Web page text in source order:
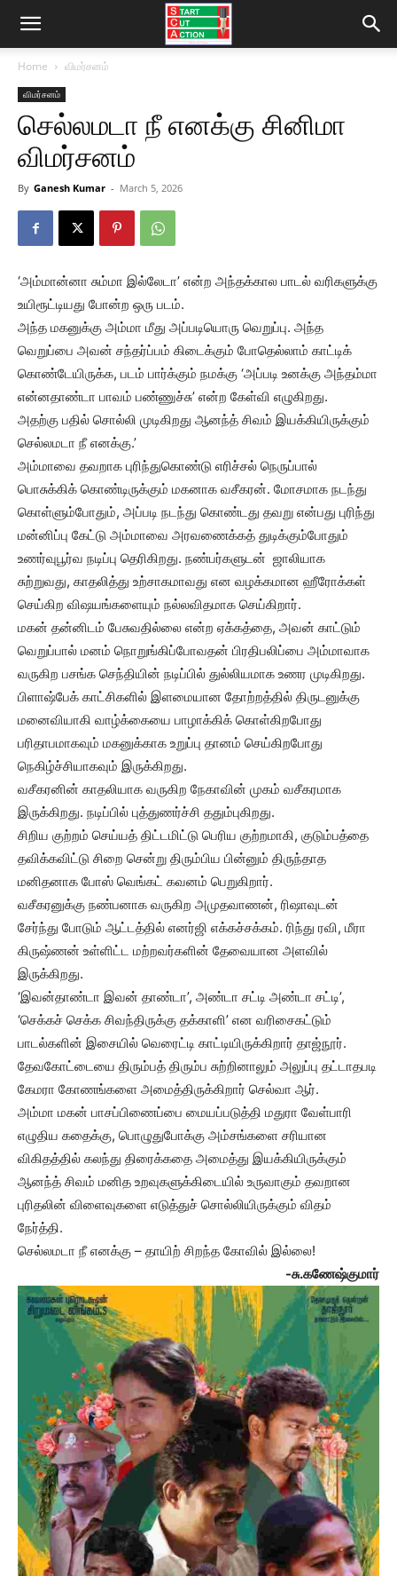
Home விமர்சனம்
விமர்சனம்
செல்லமடா நீ எனக்கு சினிமா
விமர்சனம்
By Ganesh Kumar - March 5, 2026
‘அம்மான்னா சும்மா இல்லேடா’ என்ற அந்தக்கால பாடல் வரிகளுக்கு
உயிரூட்டியது போன்ற ஒரு படம்.
அந்த மகனுக்கு அம்மா மீது அப்படியொரு வெறுப்பு. அந்த
வெறுப்பை அவன் சந்தர்ப்பம் கிடைக்கும் போதெல்லாம் காட்டிக்
கொண்டேயிருக்க, படம் பார்க்கும் நமக்கு ‘அப்படி உனக்கு அந்தம்மா
என்னதாண்டா பாவம் பண்ணுச்சு’ என்ற கேள்வி எழுகிறது.
அதற்கு பதில் சொல்லி முடிகிறது ஆனந்த் சிவம் இயக்கியிருக்கும்
செல்லமடா நீ எனக்கு.’
அம்மாவை தவறாக புரிந்துகொண்டு எரிச்சல் நெருப்பால்
பொசுக்கிக் கொண்டிருக்கும் மகனாக வசீகரன். மோசமாக நடந்து
கொள்ளும்போதும், அப்படி நடந்து கொண்டது தவறு என்பது புரிந்து
மன்னிப்பு கேட்டு அம்மாவை அரவணைக்கத் துடிக்கும்போதும்
உணர்வுபூர்வ நடிப்பு தெரிகிறது. நண்பர்களுடன் ஜாலியாக
சுற்றுவது, காதலித்து உற்சாகமாவது என வழக்கமான ஹீரோக்கள்
செய்கிற விஷயங்களையும் நல்லவிதமாக செய்கிறார்.
மகன் தன்னிடம் பேசுவதில்லை என்ற ஏக்கத்தை, அவன் காட்டும்
வெறுப்பால் மனம் நொறுங்கிப்போவதன் பிரதிபலிப்பை அம்மாவாக
வருகிற பசங்க செந்தியின் நடிப்பில் துல்லியமாக உணர முடிகிறது.
பிளாஷ்பேக் காட்சிகளில் இளமையான தோற்றத்தில் திருடனுக்கு
மனைவியாகி வாழ்க்கையை பாழாக்கிக் கொள்கிறபோது
பரிதாபமாகவும் மகனுக்காக உறுப்பு தானம் செய்கிறபோது
நெகிழ்ச்சியாகவும் இருக்கிறது.
வசீகரனின் காதலியாக வருகிற நேகாவின் முகம் வசீகரமாக
இருக்கிறது. நடிப்பில் புத்துணர்ச்சி ததும்புகிறது.
சிறிய குற்றம் செய்யத் திட்டமிட்டு பெரிய குற்றமாகி, குடும்பத்தை
தவிக்கவிட்டு சிறை சென்று திரும்பிய பின்னும் திருந்தாத
மனிதனாக போஸ் வெங்கட் கவனம் பெறுகிறார்.
வசீகரனுக்கு நண்பனாக வருகிற அமுதவாணன், ரிஷாவுடன்
சேர்ந்து போடும் ஆட்டத்தில் எனர்ஜி எக்கச்சக்கம். ரிந்து ரவி, மீரா
கிருஷ்ணன் உள்ளிட்ட மற்றவர்களின் தேவையான அளவில்
இருக்கிறது.
‘இவன்தாண்டா இவன் தாண்டா’, அண்டா சட்டி அண்டா சட்டி’,
‘செக்கச் செக்க சிவந்திருக்கு தக்காளி’ என வரிசைகட்டும்
பாடல்களின் இசையில் வெரைட்டி காட்டியிருக்கிறார் தாஜ்நூர்.
தேவகோட்டையை திரும்பத் திரும்ப சுற்றினாலும் அலுப்பு தட்டாதபடி
கேமரா கோணங்களை அமைத்திருக்கிறார் செல்வா ஆர்.
அம்மா மகன் பாசப்பிணைப்பை மையப்படுத்தி மதுரா வேள்பாரி
எழுதிய கதைக்கு, பொழுதுபோக்கு அம்சங்களை சரியான
விகிதத்தில் கலந்து திரைக்கதை அமைத்து இயக்கியிருக்கும்
ஆனந்த் சிவம் மனித உறவுகளுக்கிடையில் உருவாகும் தவறான
புரிதலின் விளைவுகளை எடுத்துச் சொல்லியிருக்கும் விதம்
நேர்த்தி.
செல்லமடா நீ எனக்கு – தாயிற் சிறந்த கோவில் இல்லை!
-சு.கணேஷ்குமார்